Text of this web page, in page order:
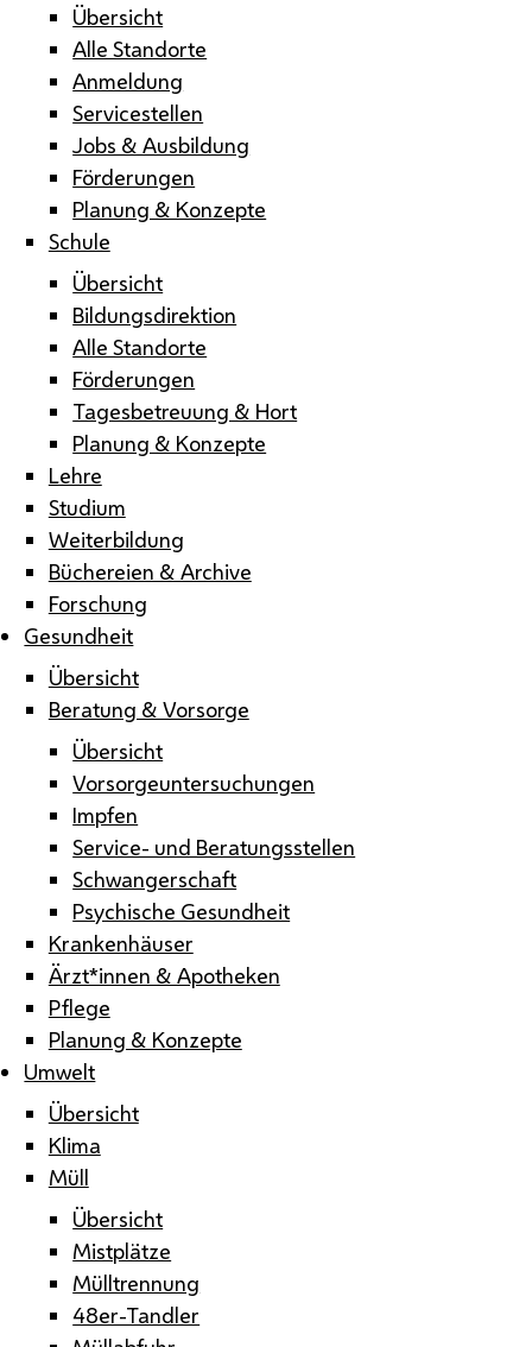
Übersicht
Alle Standorte
Anmeldung
Servicestellen
Jobs & Ausbildung
Förderungen
Planung & Konzepte
Schule
Übersicht
Bildungsdirektion
Alle Standorte
Förderungen
Tagesbetreuung & Hort
Planung & Konzepte
Lehre
Studium
Weiterbildung
Büchereien & Archive
Forschung
Gesundheit
Übersicht
Beratung & Vorsorge
Übersicht
Vorsorgeuntersuchungen
Impfen
Service- und Beratungsstellen
Schwangerschaft
Psychische Gesundheit
Krankenhäuser
Ärzt*innen & Apotheken
Pflege
Planung & Konzepte
Umwelt
Übersicht
Klima
Müll
Übersicht
Mistplätze
Mülltrennung
48er-Tandler